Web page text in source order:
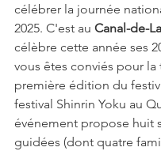
célébrer la journée
2025. C'est au Canal-de-
célèbre cette année ses
vous êtes conviés pour la
première édition du
festival Shinrin Yoku au
événement propose huit
guidées (dont quatre